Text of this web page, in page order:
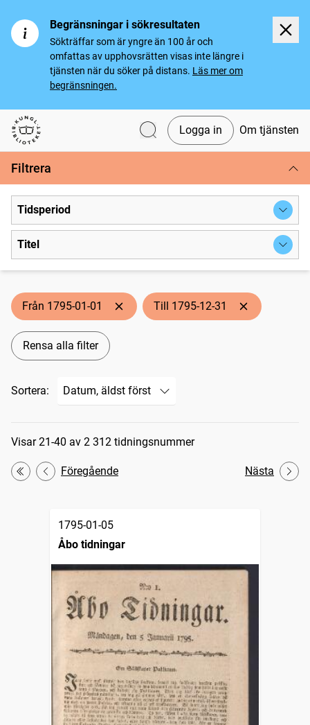
Begränsningar i sökresultaten
Sökträffar som är yngre än 100 år och
omfattas av upphovsrätten visas inte längre i
tjänsten när du söker på distans. Läs mer om
begränsningen.
Svenska tidningar
Logga in Om tjänsten
Filtrera
Tidsperiod
Titel
Från 1795-01-01 Till 1795-12-31
Rensa alla filter
Sortera:
Sökresultat
Visar 21-40 av 2 312 tidningsnummer
Första
Föregående Nästa
1795-01-05
Åbo tidningar